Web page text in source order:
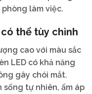
làm việc.
thể tùy chỉnh
cao với màu sắc
LED có khả năng
gây chói mắt.
tự nhiên, ấm áp